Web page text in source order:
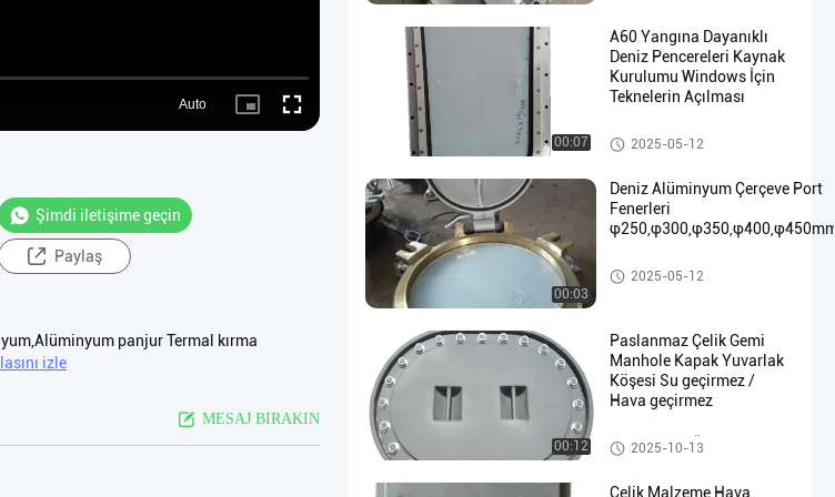
Auto
Picture- Fullscreen
Şimdi iletişime geçin
Paylaş
panjur Termal kırma
izle
MESAJ BIRAKIN
00:07
A60 Yangına Dayanıklı
Deniz Pencereleri Kaynak
Kurulumu Windows İçin
Teknelerin Açılması
Deniz, Windows
2025-05-12
00:03
Deniz Alüminyum Çerçeve Port
Fenerleri
Deniz, Windows
2025-05-12
00:12
Paslanmaz Çelik Gemi
Manhole Kapak Yuvarlak
Köşesi Su geçirmez /
Hava geçirmez
Marine Hatch Örtüsü
2025-10-13
Çelik Malzeme Hava